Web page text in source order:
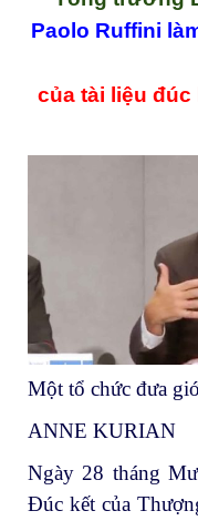
Paolo Ruffini
của tài liệu
Một tổ chức đưa
ANNE KURIAN
Ngày 28 tháng
Đúc kết của